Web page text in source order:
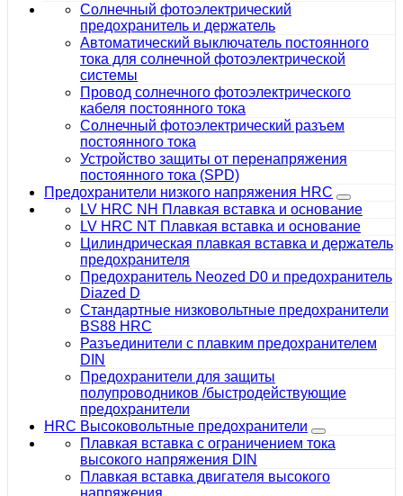
Солнечный фотоэлектрический
предохранитель и держатель
Автоматический выключатель постоянного
тока для солнечной фотоэлектрической
системы
Провод солнечного фотоэлектрического
кабеля постоянного тока
Солнечный фотоэлектрический разъем
постоянного тока
Устройство защиты от перенапряжения
постоянного тока (SPD)
Предохранители низкого напряжения HRC
LV HRC NH Плавкая вставка и основание
LV HRC NT Плавкая вставка и основание
Цилиндрическая плавкая вставка и держатель
предохранителя
Предохранитель Neozed D0 и предохранитель
Diazed D
Стандартные низковольтные предохранители
BS88 HRC
Разъединители с плавким предохранителем
DIN
Предохранители для защиты
полупроводников /быстродействующие
предохранители
HRC Высоковольтные предохранители
Плавкая вставка с ограничением тока
высокого напряжения DIN
Плавкая вставка двигателя высокого
напряжения